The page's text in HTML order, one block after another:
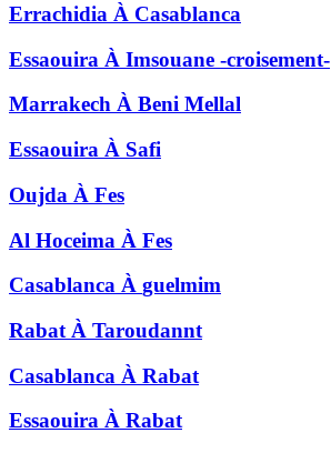
Errachidia À Casablanca
Essaouira À Imsouane -croisement-
Marrakech À Beni Mellal
Essaouira À Safi
Oujda À Fes
Al Hoceima À Fes
Casablanca À guelmim
Rabat À Taroudannt
Casablanca À Rabat
Essaouira À Rabat